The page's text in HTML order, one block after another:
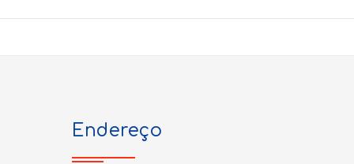
Endereço